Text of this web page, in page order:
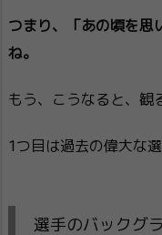
つまり、「あの頃を思
ね。
もう、こうなると、観
1つ目は過去の偉大な
選手のバックグ